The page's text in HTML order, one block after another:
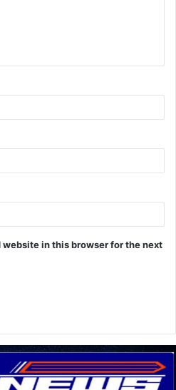
in this browser for the next